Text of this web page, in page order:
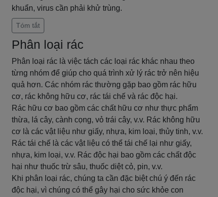
khuẩn, virus cần phải khử trùng.
Tóm tắt
Phân loại rác
Phân loại rác là việc tách các loại rác khác nhau theo
từng nhóm để giúp cho quá trình xử lý rác trở nên hiệu
quả hơn. Các nhóm rác thường gặp bao gồm rác hữu
cơ, rác không hữu cơ, rác tái chế và rác độc hại.
Rác hữu cơ bao gồm các chất hữu cơ như thực phẩm
thừa, lá cây, cành cọng, vỏ trái cây, v.v. Rác không hữu
cơ là các vật liệu như giấy, nhựa, kim loại, thủy tinh, v.v.
Rác tái chế là các vật liệu có thể tái chế lại như giấy,
nhựa, kim loại, v.v. Rác độc hại bao gồm các chất độc
hại như thuốc trừ sâu, thuốc diệt cỏ, pin, v.v.
Khi phân loại rác, chúng ta cần đặc biệt chú ý đến rác
độc hại, vì chúng có thể gây hại cho sức khỏe con